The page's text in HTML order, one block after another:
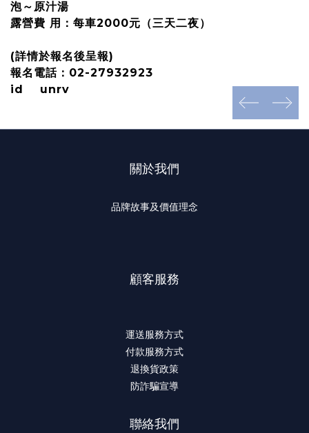
泡～原汁湯
露營費 用：每車2000元（三天二夜）
(詳情於報名後呈報)
報名電話：02-27932923
id unrv
prev next
關於我們
品牌故事及價值理念
顧客服務
運送服務方式
付款服務方式
退換貨政策
防詐騙宣導
聯絡我們